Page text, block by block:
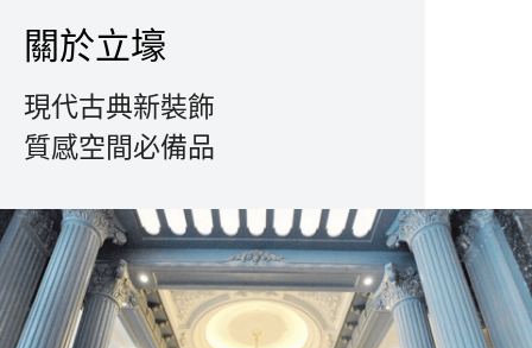
關於立壕
現代古典新裝飾
質感空間必備品